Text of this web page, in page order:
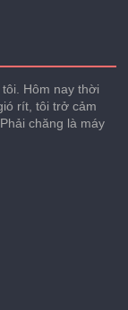
Hôm nay thời
rít, tôi trở cảm
chăng là máy